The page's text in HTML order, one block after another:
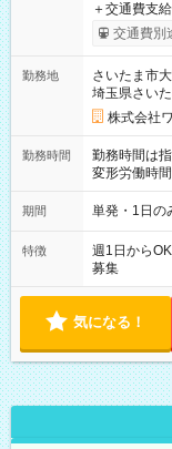
＋交通費支給 ★交通費全額支給！ ┗案件により規定あり ★日払
いOK！（
ンビニATMから
交通費別
勤務地
さいたま市
埼玉県さい
株式会社
勤務時間
勤務時間は
変形労働時間制 想
～21：00
期間 単発・1日の
特徴
週1日から
募集
気になる！